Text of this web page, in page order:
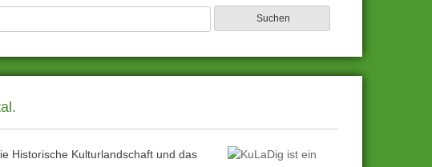
Historische Kulturlandschaft und das